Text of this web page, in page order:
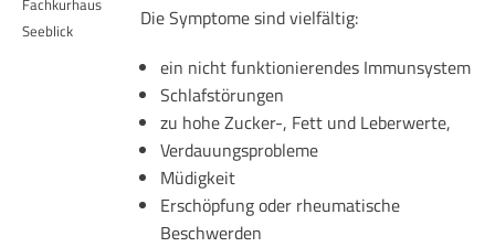
Seeblick
Die Symptome sind vielfältig:
ein nicht funktionierendes Immunsystem
Schlafstörungen
zu hohe Zucker-, Fett und Leberwerte,
Verdauungsprobleme
Müdigkeit
Erschöpfung oder rheumatische
Beschwerden